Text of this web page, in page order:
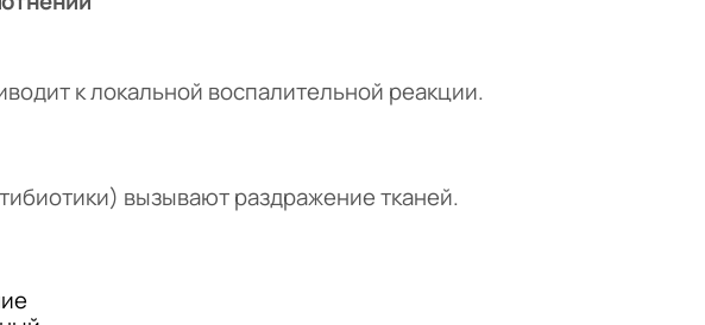
к локальной воспалительной реакции.
вызывают раздражение тканей.